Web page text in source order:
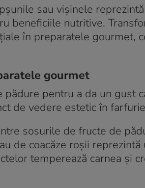
sau vișinele
beneficiile nutritive.
în preparatele gourmet,
gourmet
pentru a da un gust
de vedere estetic în
sosurile de fructe de
de coacăze roșii
temperează carnea și